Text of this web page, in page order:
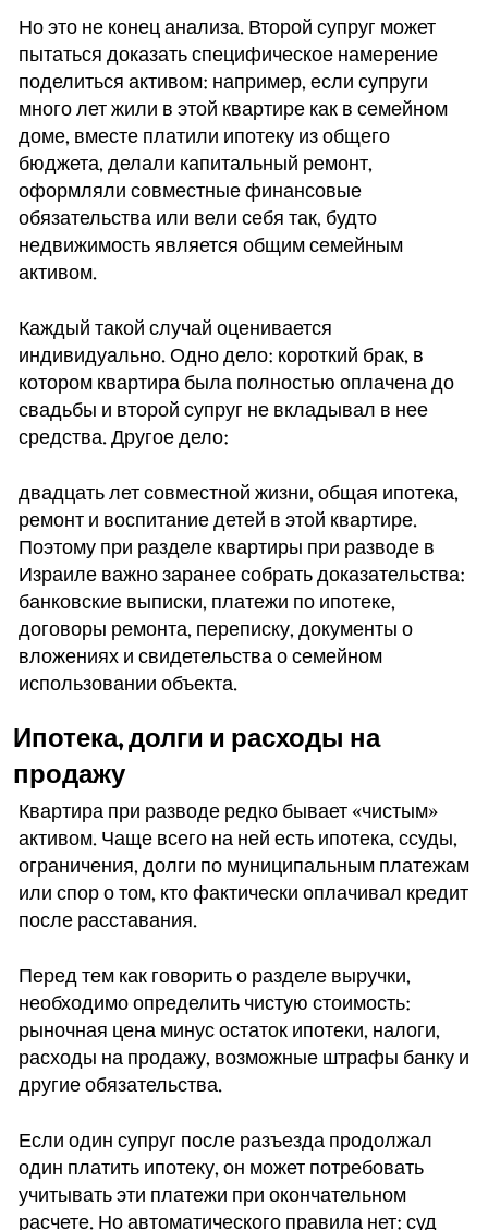
Но это не конец анализа. Второй супруг может
пытаться доказать специфическое намерение
поделиться активом: например, если супруги
много лет жили в этой квартире как в семейном
доме, вместе платили ипотеку из общего
бюджета, делали капитальный ремонт,
оформляли совместные финансовые
обязательства или вели себя так, будто
недвижимость является общим семейным
активом.
Каждый такой случай оценивается
индивидуально. Одно дело: короткий брак, в
котором квартира была полностью оплачена до
свадьбы и второй супруг не вкладывал в нее
средства. Другое дело:
двадцать лет совместной жизни, общая ипотека,
ремонт и воспитание детей в этой квартире.
Поэтому при разделе квартиры при разводе в
Израиле важно заранее собрать доказательства:
банковские выписки, платежи по ипотеке,
договоры ремонта, переписку, документы о
вложениях и свидетельства о семейном
использовании объекта.
Ипотека, долги и расходы на
продажу
Квартира при разводе редко бывает «чистым»
активом. Чаще всего на ней есть ипотека, ссуды,
ограничения, долги по муниципальным платежам
или спор о том, кто фактически оплачивал кредит
после расставания.
Перед тем как говорить о разделе выручки,
необходимо определить чистую стоимость:
рыночная цена минус остаток ипотеки, налоги,
расходы на продажу, возможные штрафы банку и
другие обязательства.
Если один супруг после разъезда продолжал
один платить ипотеку, он может потребовать
учитывать эти платежи при окончательном
расчете. Но автоматического правила нет: суд